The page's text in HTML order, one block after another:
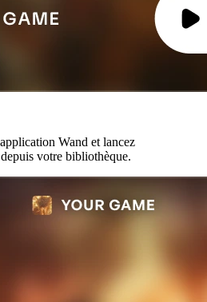
Wand et lancez
votre bibliothèque.